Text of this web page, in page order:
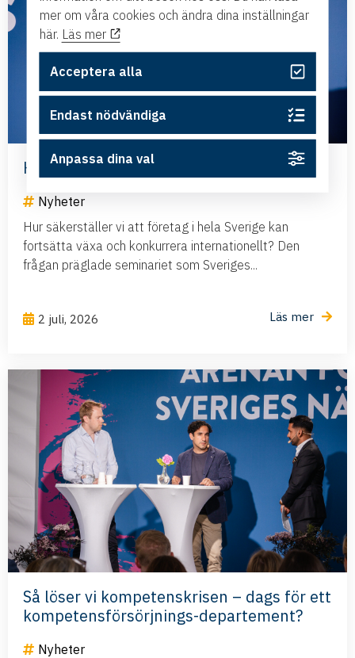
Har Sverige råd att negligera flyget?
Nyheter
Hur säkerställer vi att företag i hela Sverige kan
fortsätta växa och konkurrera internationellt? Den
frågan präglade seminariet som Sveriges...
2 juli, 2026 Läs mer
Så löser vi kompetenskrisen – dags för ett
kompetensförsörjnings-departement?
Nyheter
mer om våra cookies och ändra dina inställningar
här. Läs mer
Acceptera alla
Endast nödvändiga
Anpassa dina val